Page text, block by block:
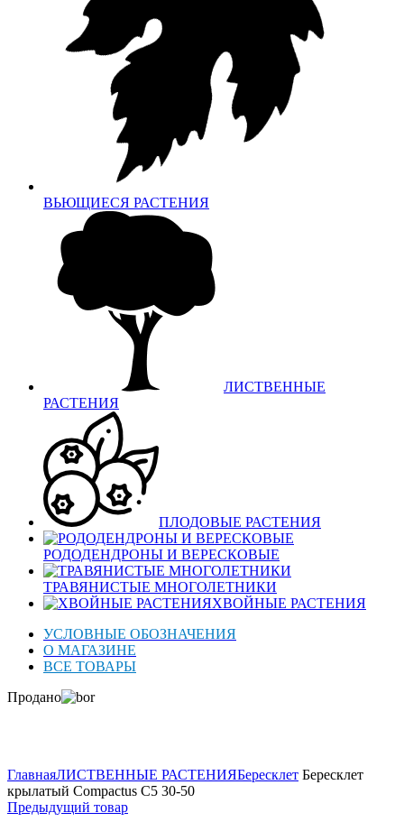
ВЬЮЩИЕСЯ РАСТЕНИЯ
ЛИСТВЕННЫЕ
РАСТЕНИЯ
ПЛОДОВЫЕ РАСТЕНИЯ
РОДОДЕНДРОНЫ И ВЕРЕСКОВЫЕ
ТРАВЯНИСТЫЕ МНОГОЛЕТНИКИ
ХВОЙНЫЕ РАСТЕНИЯ
УСЛОВНЫЕ ОБОЗНАЧЕНИЯ
О МАГАЗИНЕ
ВСЕ ТОВАРЫ
Продано
ГлавнаяЛИСТВЕННЫЕ РАСТЕНИЯБересклет Бересклет
крылатый Compactus C5 30-50
Предыдущий товар